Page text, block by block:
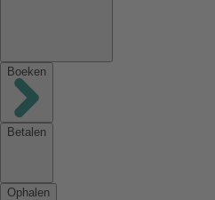
Boeken
Betalen
Ophalen